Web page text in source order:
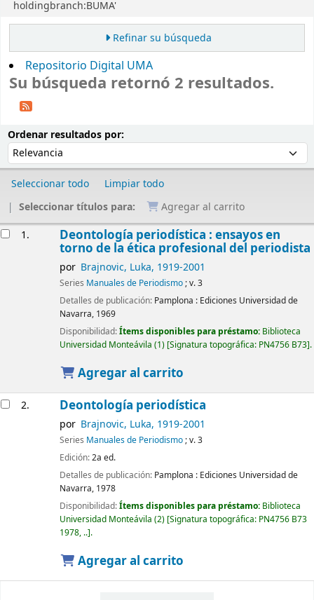
holdingbranch:BUMA'
Refinar su búsqueda
Repositorio Digital UMA
Su búsqueda retornó 2 resultados.
Ordenar resultados por:
Seleccionar todo
Limpiar todo
Seleccionar títulos para:
Agregar al carrito
1. Deontología periodística : ensayos en
torno de la ética profesional del periodista
por Brajnovic, Luka, 1919-2001
Series Manuales de Periodismo; v. 3
Detalles de publicación: Pamplona : Ediciones Universidad de
Navarra, 1969
Disponibilidad:Ítems disponibles para préstamo: Biblioteca
Universidad Monteávila (1) Signatura topográfica: PN4756 B73 .
Agregar al carrito
2. Deontología periodística
por Brajnovic, Luka, 1919-2001
Series Manuales de Periodismo; v. 3
Edición:2a ed.
Detalles de publicación: Pamplona : Ediciones Universidad de
Navarra, 1978
Disponibilidad:Ítems disponibles para préstamo: Biblioteca
Universidad Monteávila (2) Signatura topográfica: PN4756 B73
1978, .. .
Agregar al carrito